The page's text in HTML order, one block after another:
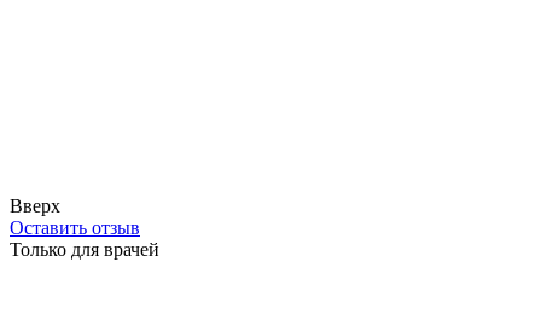
Вверх
Оставить отзыв
Только для врачей